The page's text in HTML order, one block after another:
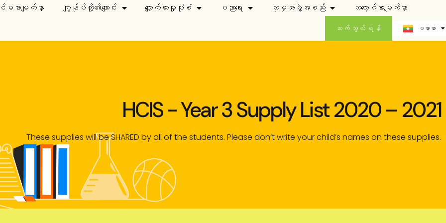
စာမျက်နှာ ကျွန်ုပ်တို့၏ကျောင်း လျှောက်ထားမှုပုံစံ ပညာရေး လူမှုအဖွဲ့အစည်း ဘလော့ဂ်စာမျက်နှာ
ဆက်သွယ်ရန် ဗမာစာ
English
HCIS - Year 3 Supply List 2020 – 2021
These supplies will be SHARED by all of the students. Please don’t write your child’s names on these supplies.